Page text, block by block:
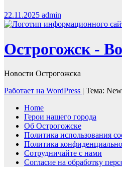
22.11.2025 admin
Острогожск -
Новости Острогожска
Работает на WordPress | Тема:
Home
Герои нашего города
Об Острогожске
Политика использования
Политика
Сотрудничайте с нами
Согласие на обработку